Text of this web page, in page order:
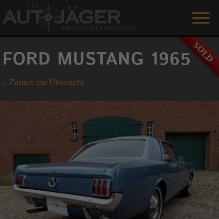
ANGEBOTE
DER AUTOJÄGER
GÄSTEBUCH
KONTAKT
ENGLISH
0 1515 / 466 66 80
FORD MUSTANG 1965
« Zurück zur Übersicht